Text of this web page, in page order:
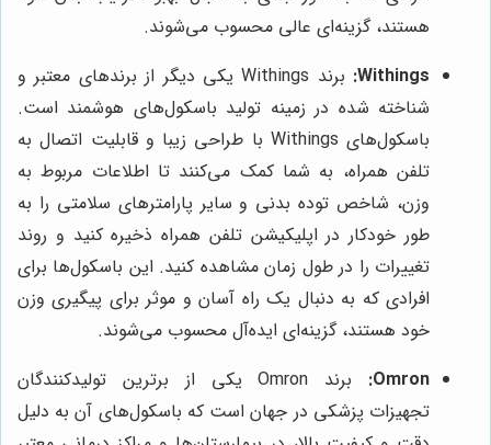
هستند، گزینه‌ای عالی محسوب می‌شوند.
Withings:
برند Withings یکی دیگر از برندهای معتبر و
شناخته شده در زمینه تولید باسکول‌های هوشمند است.
باسکول‌های Withings با طراحی زیبا و قابلیت اتصال به
تلفن همراه، به شما کمک می‌کنند تا اطلاعات مربوط به
وزن، شاخص توده بدنی و سایر پارامترهای سلامتی را به
طور خودکار در اپلیکیشن تلفن همراه ذخیره کنید و روند
تغییرات را در طول زمان مشاهده کنید. این باسکول‌ها برای
افرادی که به دنبال یک راه آسان و موثر برای پیگیری وزن
خود هستند، گزینه‌ای ایده‌آل محسوب می‌شوند.
Omron:
برند Omron یکی از برترین تولیدکنندگان
تجهیزات پزشکی در جهان است که باسکول‌های آن به دلیل